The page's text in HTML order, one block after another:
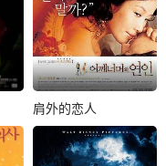
背景发生在朝鲜高
宗时代，讲述的..
肩外的恋人
李美妍
李泰兰
金俊成
肩外的恋人